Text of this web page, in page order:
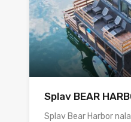
Splav BEAR
Splav Bear Harbor